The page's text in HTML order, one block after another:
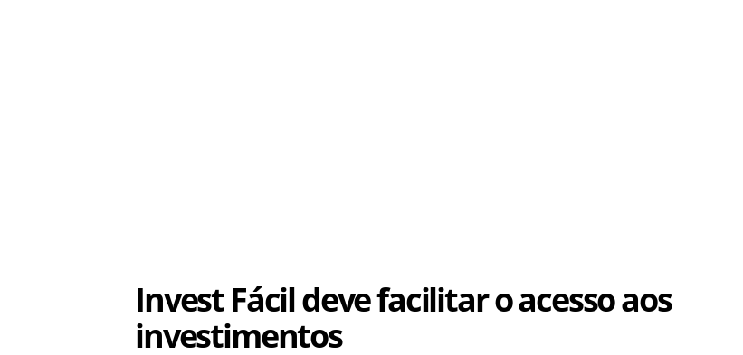
Invest Fácil deve facilitar o acesso aos
investimentos